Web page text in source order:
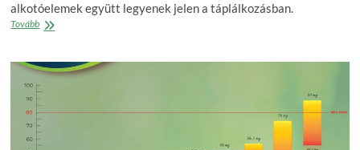
alkotóelemek együtt legyenek jelen a táplálkozásban.
TovábbA
de
építőelemeit
lehet
pótolni!